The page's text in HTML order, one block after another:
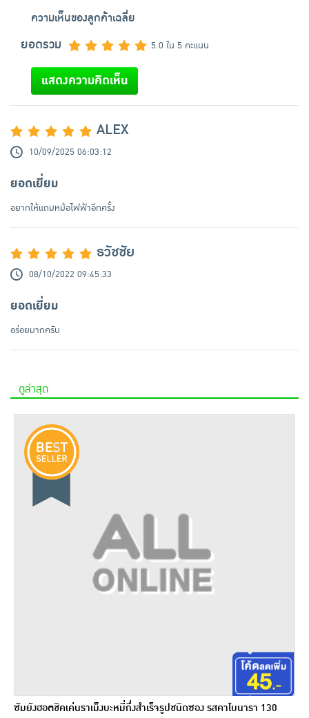
ความเห็นของลูกค้าเฉลี่ย
ยอดรวม 5.0 ใน 5 คะแนน
แสดงความคิดเห็น
ALEX
10/09/2025 06:03:12
ยอดเยี่ยม
อยากให้แถมหม้อไฟฟ้าอีกครั้ง
ธวัชชัย
08/10/2022 09:45:33
ยอดเยี่ยม
อร่อยมากครับ
ดูล่าสุด
ซัมยังฮอตชิคเค่นราเม็งบะหมี่กึ่งสำเร็จรูปชนิดซอง รสคาโบนารา 130